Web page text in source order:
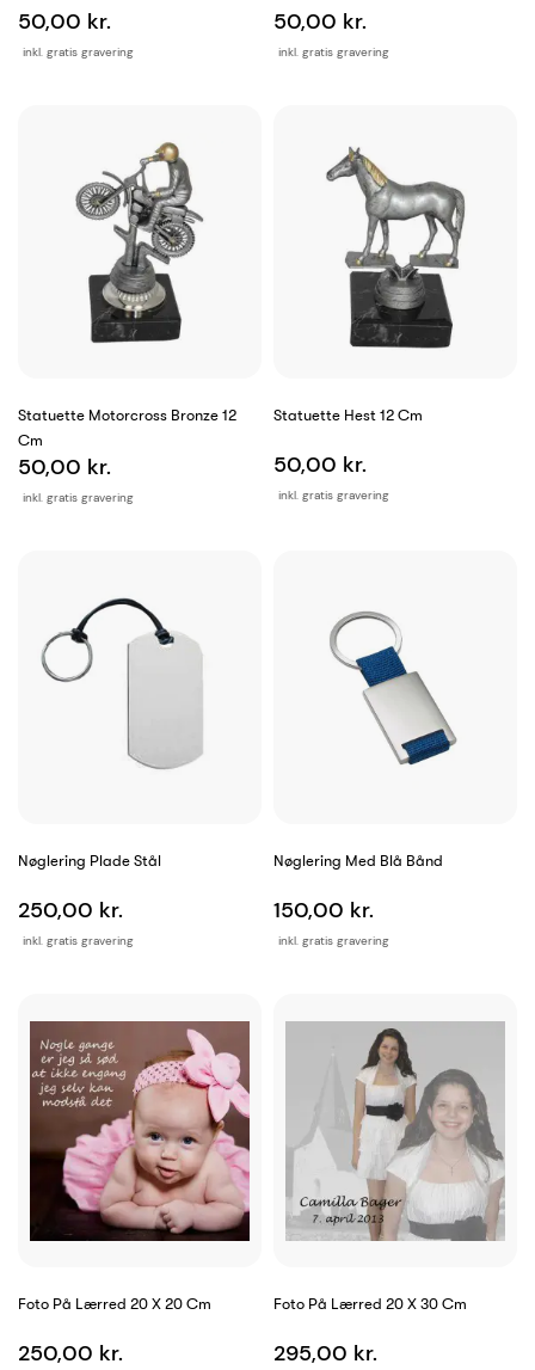
inkl. gratis gravering
50,00 kr.
inkl. gratis gravering
50,00 kr.
Statuette Motorcross Bronze 12
Cm
inkl. gratis gravering
50,00 kr.
Statuette Hest 12 Cm
inkl. gratis gravering
50,00 kr.
Nøglering Plade Stål
inkl. gratis gravering
250,00 kr.
Nøglering Med Blå Bånd
inkl. gratis gravering
150,00 kr.
Foto På Lærred 20 X 20 Cm
250,00 kr.
Foto På Lærred 20 X 30 Cm
295,00 kr.